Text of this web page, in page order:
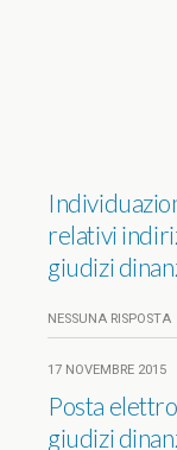
relativi
giudizi
NESSUNA RISPOSTA
17 NOVEMBRE 2015
Posta
giudizi